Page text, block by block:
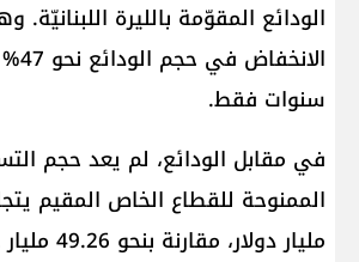
الودائع المقوّمة بالليرة
سنوات فقط.
في مقابل الودائع، لم يعد حجم
مليار